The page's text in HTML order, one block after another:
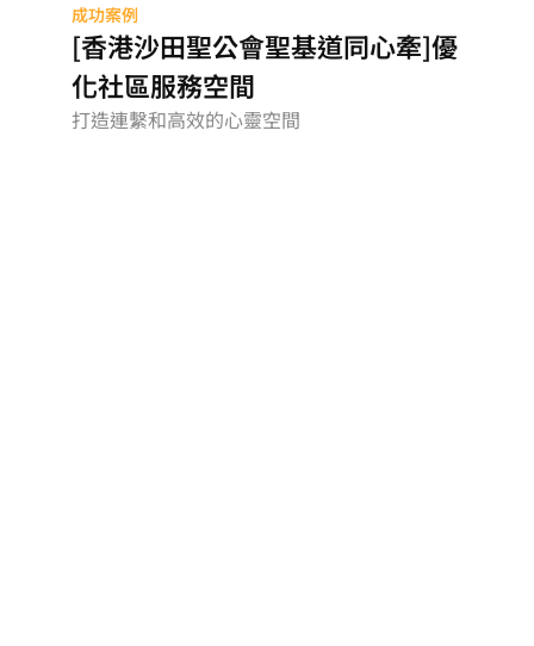
成功案例
[香港沙田聖公會聖基道同心牽]優
化社區服務空間
打造連繫和高效的心靈空間